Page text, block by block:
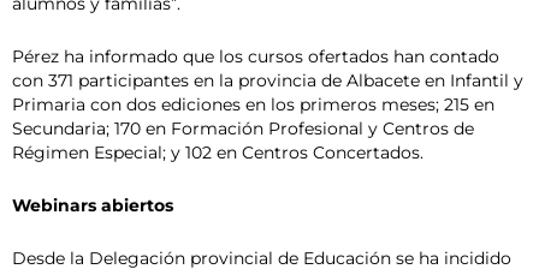
Pérez ha informado que los cursos ofertados han contado
con 371 participantes en la provincia de Albacete en Infantil y
Primaria con dos ediciones en los primeros meses; 215 en
Secundaria; 170 en Formación Profesional y Centros de
Régimen Especial; y 102 en Centros Concertados.
Webinars abiertos
Desde la Delegación provincial de Educación se ha incidido